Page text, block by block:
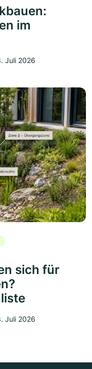
im
Juli 2026
sich für
Juli 2026